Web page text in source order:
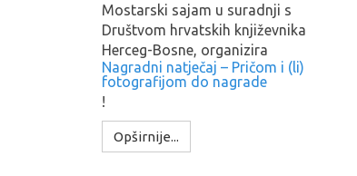
Mostarski sajam u suradnji s
Društvom hrvatskih književnika
Herceg-Bosne, organizira
Nagradni natječaj – Pričom i (li)
fotografijom do nagrade
!
Opširnije...